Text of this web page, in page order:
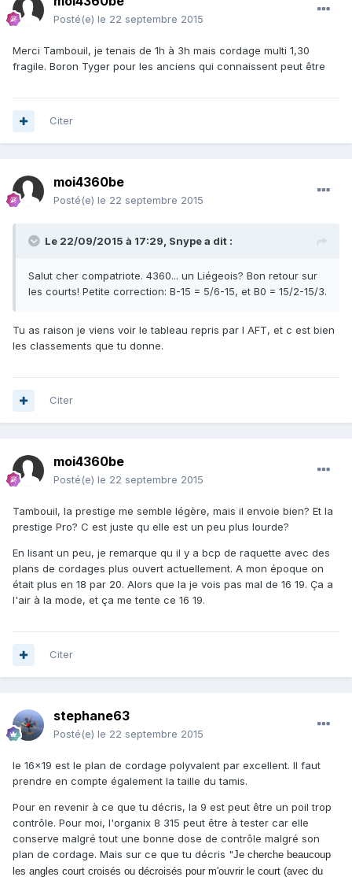
Posté(e) le 22 septembre 2015
Merci Tambouil, je tenais de 1h à 3h mais cordage multi 1,30
fragile. Boron Tyger pour les anciens qui connaissent peut être
Citer
moi4360be
Posté(e) le 22 septembre 2015
Le 22/09/2015 à 17:29, Snype a dit :
Salut cher compatriote. 4360... un Liégeois? Bon retour sur
les courts! Petite correction: B-15 = 5/6-15, et B0 = 15/2-15/3.
Tu as raison je viens voir le tableau repris par l AFT, et c est bien
les classements que tu donne.
Citer
moi4360be
Posté(e) le 22 septembre 2015
Tambouil, la prestige me semble légère, mais il envoie bien? Et la
prestige Pro? C est juste qu elle est un peu plus lourde?
En lisant un peu, je remarque qu il y a bcp de raquette avec des
plans de cordages plus ouvert actuellement. A mon époque on
était plus en 18 par 20. Alors que la je vois pas mal de 16 19. Ça a
l'air à la mode, et ça me tente ce 16 19.
Citer
stephane63
Posté(e) le 22 septembre 2015
le 16x19 est le plan de cordage polyvalent par excellent. Il faut
prendre en compte également la taille du tamis.
Pour en revenir à ce que tu décris, la 9 est peut être un poil trop
contrôle. Pour moi, l'organix 8 315 peut être à tester car elle
conserve malgré tout une bonne dose de contrôle malgré son
plan de cordage. Mais sur ce que tu décris "Je cherche beaucoup
les angles court croisés ou décroisés pour m'ouvrir le court (avec du